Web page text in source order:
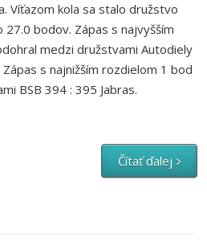
Víťazom kola sa stalo družstvo
bodov. Zápas s najvyšším
medzi družstvami Autodiely
s najnižším rozdielom 1 bod
BSB 394 : 395 Jabras.
Čítať ďalej